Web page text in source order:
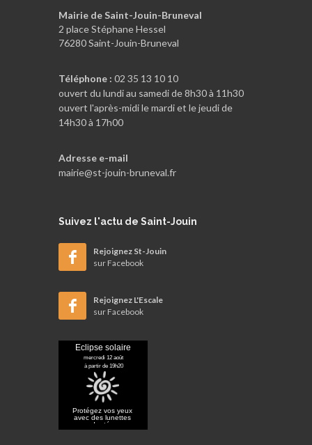
Mairie de Saint-Jouin-Bruneval
2 place Stéphane Hessel
76280 Saint-Jouin-Bruneval
Téléphone : 02 35 13 10 10
ouvert du lundi au samedi de 8h30 à 11h30
ouvert l'après-midi le mardi et le jeudi de
14h30 à 17h00
Adresse e-mail
mairie@st-jouin-bruneval.fr
Suivez l'actu de Saint-Jouin
Rejoignez St-Jouin
sur Facebook
Rejoignez L'Escale
sur Facebook